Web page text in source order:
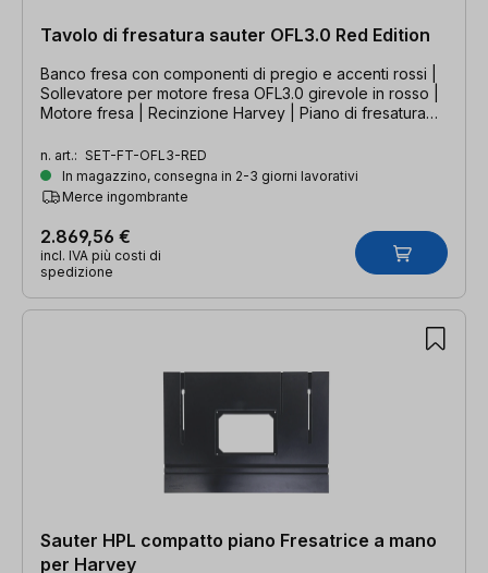
Tavolo di fresatura sauter OFL3.0 Red Edition
Banco fresa con componenti di pregio e accenti rossi |
Sollevatore per motore fresa OFL3.0 girevole in rosso |
Motore fresa | Recinzione Harvey | Piano di fresatura
n. art.: SET-FT-OFL3-RED
In magazzino, consegna in 2-3 giorni lavorativi
Merce ingombrante
2.869,56 €
incl. IVA più costi di
spedizione
Sauter HPL compatto piano Fresatrice a mano
per Harvey